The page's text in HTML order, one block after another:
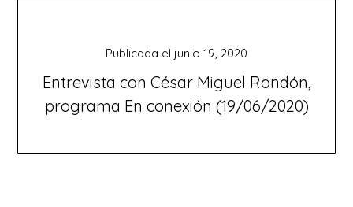
Entrevista con César Miguel Rondón,
programa En conexión (19/06/2020)
Publicada el junio 19, 2020